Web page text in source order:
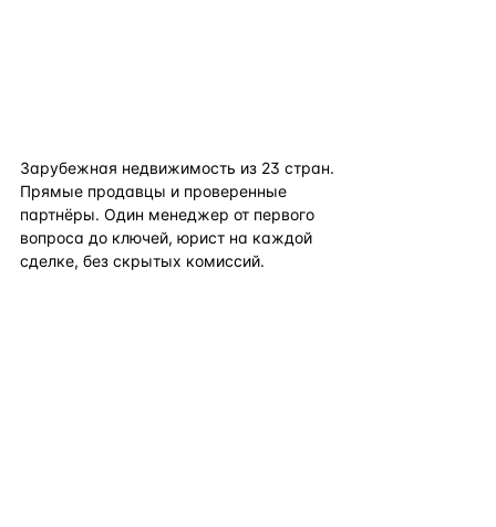
Зарубежная недвижимость из 23 стран.
Прямые продавцы и проверенные
партнёры. Один менеджер от первого
вопроса до ключей, юрист на каждой
сделке, без скрытых комиссий.